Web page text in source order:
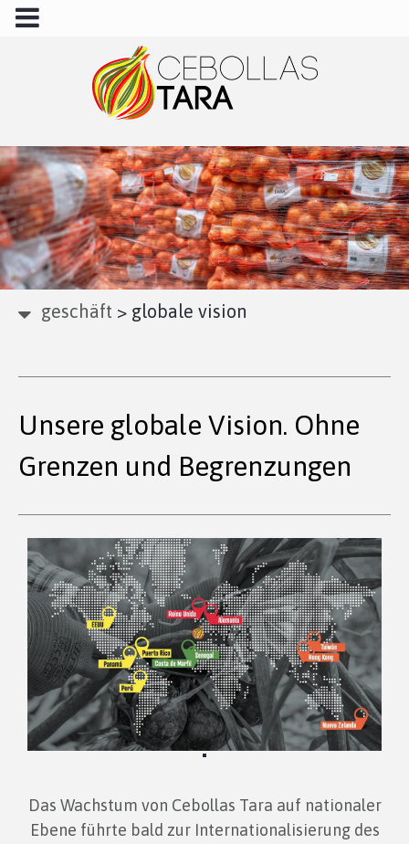
geschäft > globale vision
Unsere globale Vision. Ohne
Grenzen und Begrenzungen
Das Wachstum von Cebollas Tara auf nationaler
Ebene führte bald zur Internationalisierung des